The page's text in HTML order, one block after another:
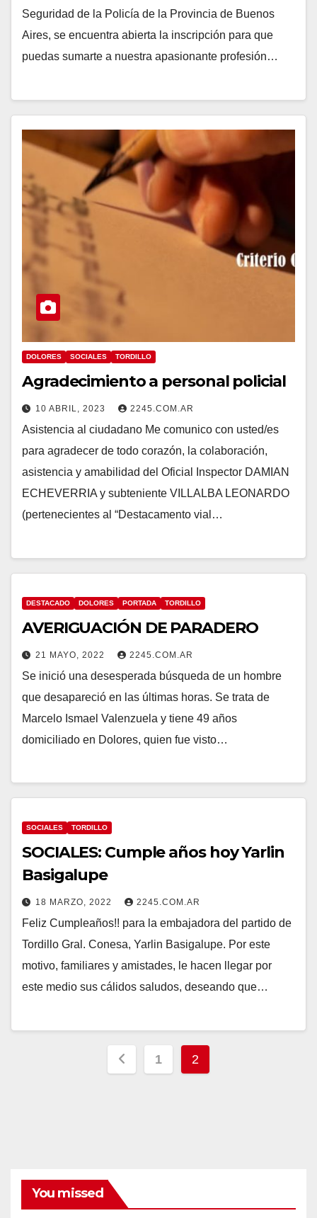
Seguridad de la Policía de la Provincia de Buenos
Aires, se encuentra abierta la inscripción para que
puedas sumarte a nuestra apasionante profesión…
DOLORES SOCIALES TORDILLO
Agradecimiento a personal policial
10 ABRIL, 2023 2245.COM.AR
Asistencia al ciudadano Me comunico con usted/es
para agradecer de todo corazón, la colaboración,
asistencia y amabilidad del Oficial Inspector DAMIAN
ECHEVERRIA y subteniente VILLALBA LEONARDO
(pertenecientes al “Destacamento vial…
DESTACADO DOLORES PORTADA TORDILLO
AVERIGUACIÓN DE PARADERO
21 MAYO, 2022 2245.COM.AR
Se inició una desesperada búsqueda de un hombre
que desapareció en las últimas horas. Se trata de
Marcelo Ismael Valenzuela y tiene 49 años
domiciliado en Dolores, quien fue visto…
SOCIALES TORDILLO
SOCIALES: Cumple años hoy Yarlin
Basigalupe
18 MARZO, 2022 2245.COM.AR
Feliz Cumpleaños!! para la embajadora del partido de
Tordillo Gral. Conesa, Yarlin Basigalupe. Por este
motivo, familiares y amistades, le hacen llegar por
este medio sus cálidos saludos, deseando que…
Paginación
1 2
You missed